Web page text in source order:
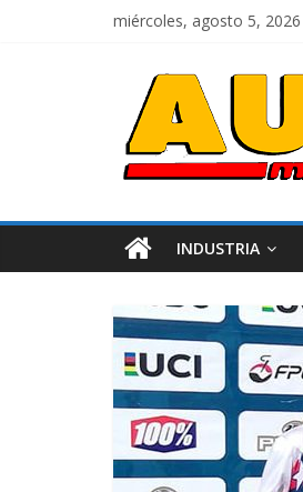
miércoles, agosto 5, 2026
INDUSTRIA
Movilidad Varios